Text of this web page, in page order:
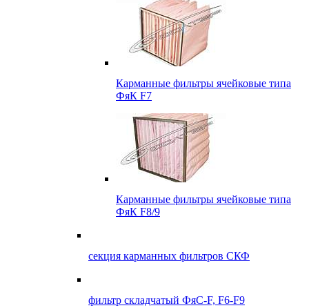
Карманные фильтры ячейковые типа
ФяК F7
Карманные фильтры ячейковые типа
ФяК F8/9
секция карманных фильтров СКФ
фильтр складчатый ФяС-F, F6-F9